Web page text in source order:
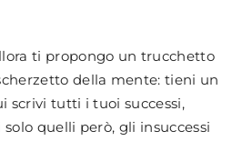
ti propongo un trucchetto
della mente: tieni un
scrivi tutti i tuoi successi,
quelli però, gli insuccessi